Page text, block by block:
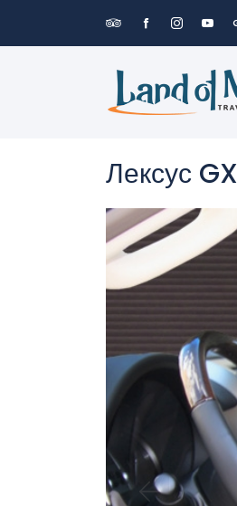
Лексус GX